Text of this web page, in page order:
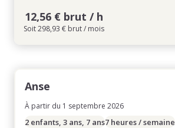
12,56 € brut / h
Soit 298,93 € brut / mois
Anse
À partir du 1 septembre 2026
2 enfants, 3 ans, 7 ans7 heures / semaine